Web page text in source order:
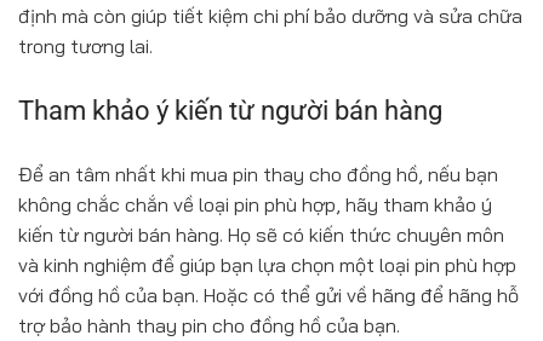
định mà còn giúp tiết kiệm chi phí bảo dưỡng và sửa chữa
trong tương lai.
Tham khảo ý kiến từ người bán hàng
Để an tâm nhất khi mua pin thay cho đồng hồ, nếu bạn
không chắc chắn về loại pin phù hợp, hãy tham khảo ý
kiến từ người bán hàng. Họ sẽ có kiến thức chuyên môn
và kinh nghiệm để giúp bạn lựa chọn một loại pin phù hợp
với đồng hồ của bạn. Hoặc có thể gửi về hãng để hãng hỗ
trợ bảo hành thay pin cho đồng hồ của bạn.